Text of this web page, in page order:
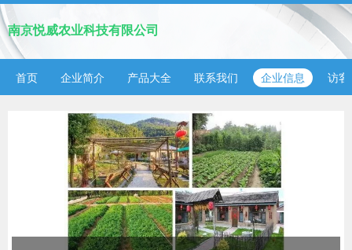
南京悦威农业科技有限公司
首页 企业简介 产品大全 联系我们 企业信息 访客